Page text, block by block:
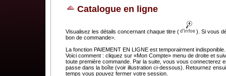
Catalogue en ligne
Visualisez les détails concernant chaque titre (
). Si vous
bon de commande>.
La fonction PAIEMENT EN LIGNE est temporairment
Voici comment : cliquez sur «Mon Compte» menu de droite et
toute première commande. Par la suite, vous vous connecterez
passe dans la boîte (voir illustration ci-dessous). Retournez
temps vous pouvez fermer votre session.